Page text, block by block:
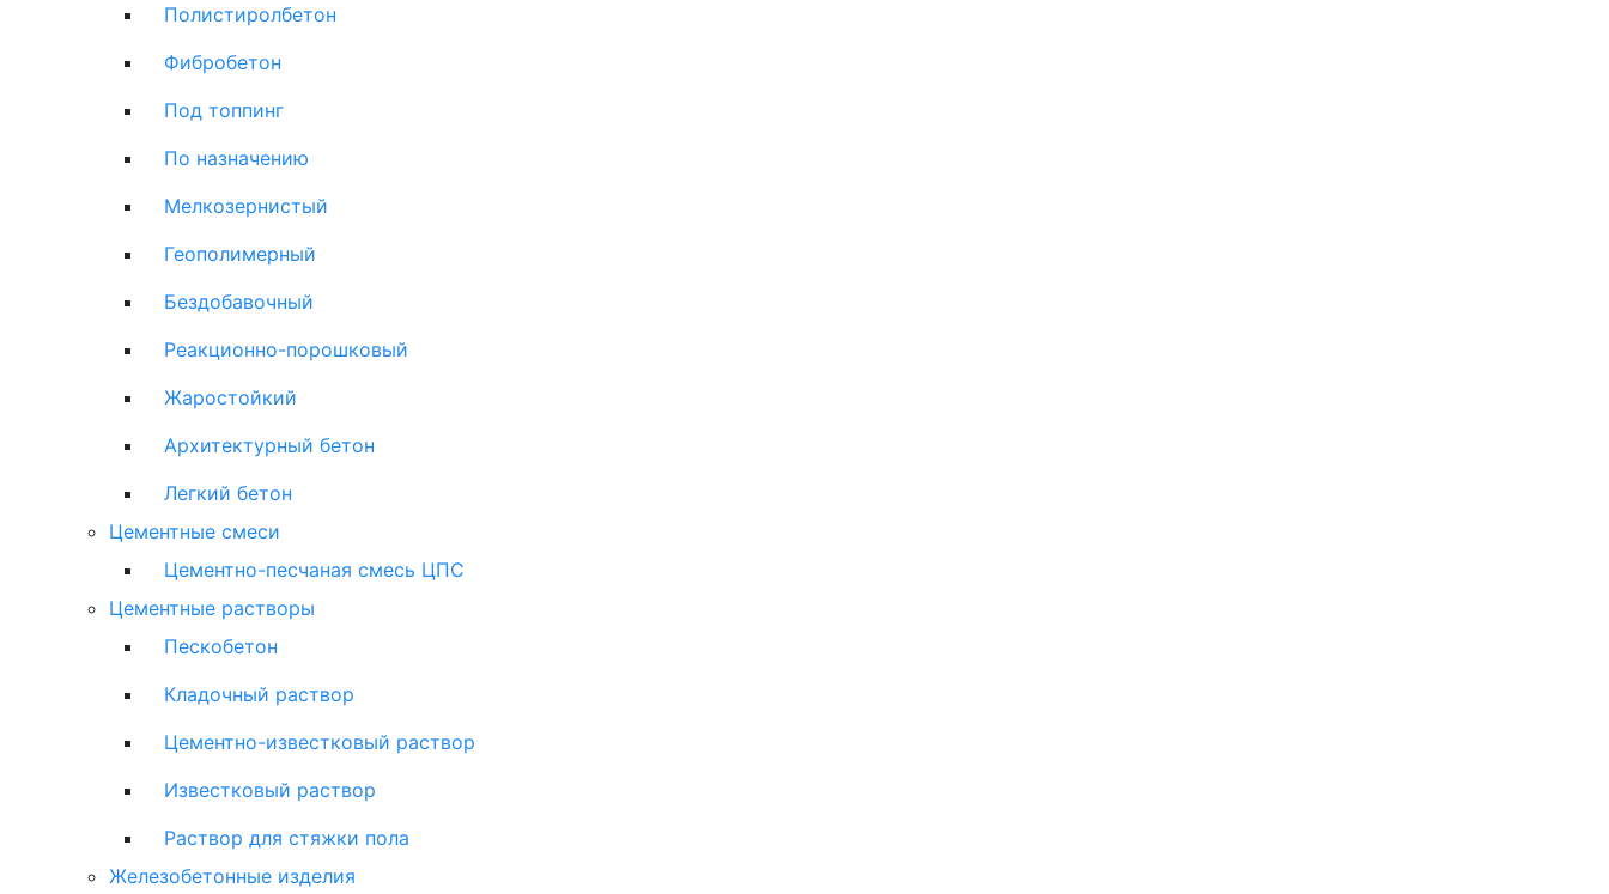
Полистиролбетон
Фибробетон
Под топпинг
По назначению
Мелкозернистый
Геополимерный
Бездобавочный
Реакционно-порошковый
Жаростойкий
Архитектурный бетон
Легкий бетон
Цементные смеси
Цементно-песчаная смесь ЦПС
Цементные растворы
Пескобетон
Кладочный раствор
Цементно-известковый раствор
Известковый раствор
Раствор для стяжки пола
Железобетонные изделия